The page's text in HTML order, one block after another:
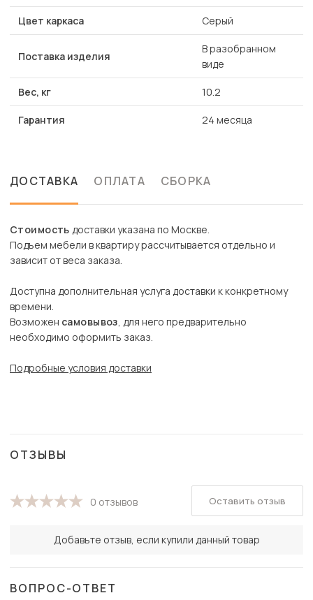
Цвет каркаса Серый
Поставка изделия
В разобранном
виде
Вес, кг 10.2
Гарантия 24 месяца
ДОСТАВКА ОПЛАТА СБОРКА
Стоимость доставки указана по Москве.
Подъем мебели в квартиру рассчитывается отдельно и
зависит от веса заказа.
Доступна дополнительная услуга доставки к конкретному
времени.
Возможен самовывоз, для него предварительно
необходимо оформить заказ.
Подробные условия доставки
ОТЗЫВЫ
0 отзывов
Добавьте отзыв, если купили данный товар
Оставить отзыв
ВОПРОС-ОТВЕТ